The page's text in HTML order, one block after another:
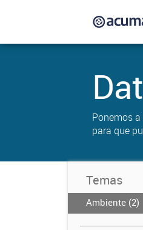
Ponemos
para que
Temas
Ambiente (2)